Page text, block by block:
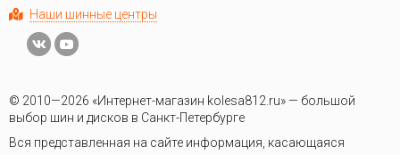
Наши шинные центры
© 2010—2026 «Интернет-магазин kolesa812.ru» — большой
выбор шин и дисков в Санкт-Петербурге
Вся представленная на сайте информация, касающаяся